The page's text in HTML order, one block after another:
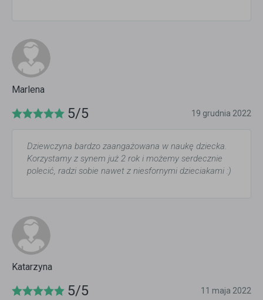
Marlena
5/5 19 grudnia 2022
Dziewczyna bardzo zaangażowana w naukę dziecka.
Korzystamy z synem już 2 rok i możemy serdecznie
polecić, radzi sobie nawet z niesfornymi dzieciakami :)
Katarzyna
5/5 11 maja 2022